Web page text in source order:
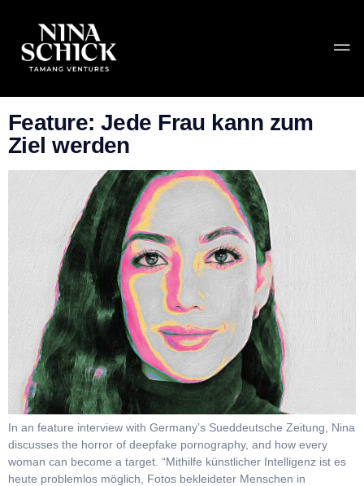
Tag:Sueddeutsche
Zeitung
Feature: Jede Frau kann zum
Ziel werden
In an feature interview with Germany’s Sueddeutsche Zeitung, Nina
discusses the horror of deepfake pornography, and how every
woman can become a target. “Mithilfe künstlicher Intelligenz ist es
heute problemlos möglich, Fotos bekleideter Menschen in